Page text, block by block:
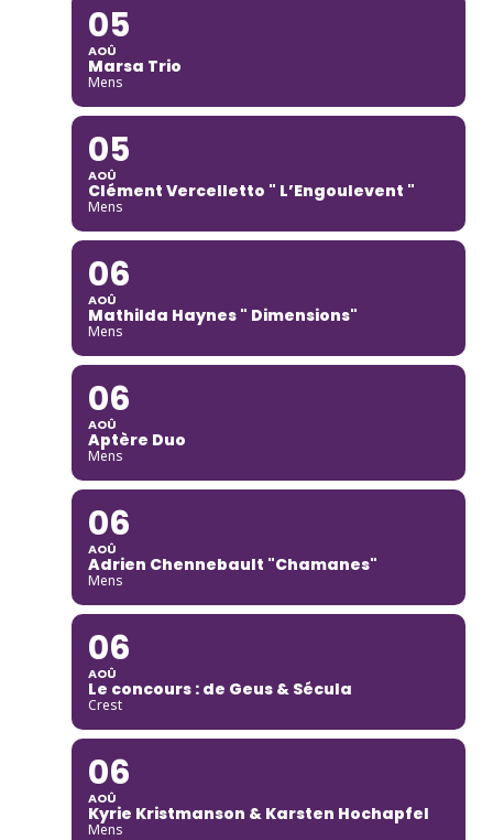
05
AOÛ
Marsa Trio
Mens
05
AOÛ
Clément Vercelletto " L’Engoulevent "
Mens
06
AOÛ
Mathilda Haynes " Dimensions"
Mens
06
AOÛ
Aptère Duo
Mens
06
AOÛ
Adrien Chennebault "Chamanes"
Mens
06
AOÛ
Le concours : de Geus & Sécula
Crest
06
AOÛ
Kyrie Kristmanson & Karsten Hochapfel
Mens